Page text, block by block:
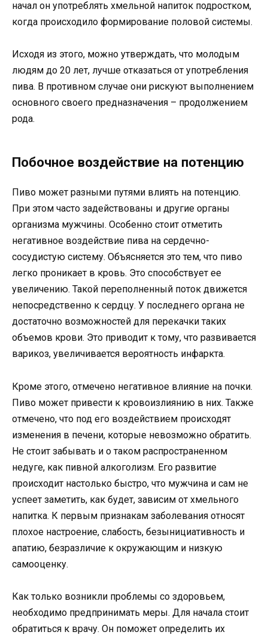
начал он употреблять хмельной напиток подростком,
когда происходило формирование половой системы.
Исходя из этого, можно утверждать, что молодым
людям до 20 лет, лучше отказаться от употребления
пива. В противном случае они рискуют выполнением
основного своего предназначения – продолжением
рода.
Побочное воздействие на потенцию
Пиво может разными путями влиять на потенцию.
При этом часто задействованы и другие органы
организма мужчины. Особенно стоит отметить
негативное воздействие пива на сердечно-
сосудистую систему. Объясняется это тем, что пиво
легко проникает в кровь. Это способствует ее
увеличению. Такой переполненный поток движется
непосредственно к сердцу. У последнего органа не
достаточно возможностей для перекачки таких
объемов крови. Это приводит к тому, что развивается
варикоз, увеличивается вероятность инфаркта.
Кроме этого, отмечено негативное влияние на почки.
Пиво может привести к кровоизлиянию в них. Также
отмечено, что под его воздействием происходят
изменения в печени, которые невозможно обратить.
Не стоит забывать и о таком распространенном
недуге, как пивной алкоголизм. Его развитие
происходит настолько быстро, что мужчина и сам не
успеет заметить, как будет, зависим от хмельного
напитка. К первым признакам заболевания относят
плохое настроение, слабость, безынициативность и
апатию, безразличие к окружающим и низкую
самооценку.
Как только возникли проблемы со здоровьем,
необходимо предпринимать меры. Для начала стоит
обратиться к врачу. Он поможет определить их